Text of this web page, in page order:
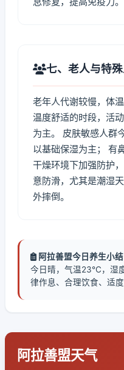
七、老人与特
老年人代谢较慢，体
温度舒适的时段，活
为主。 皮肤敏感人群
以基础保湿为主； 有
干燥环境下加强防护
意防滑，尤其是潮湿
外摔倒。
阿拉善盟今日养生小结
今日晴，气温23℃，湿
律作息、合理饮食、适
阿拉善盟天气